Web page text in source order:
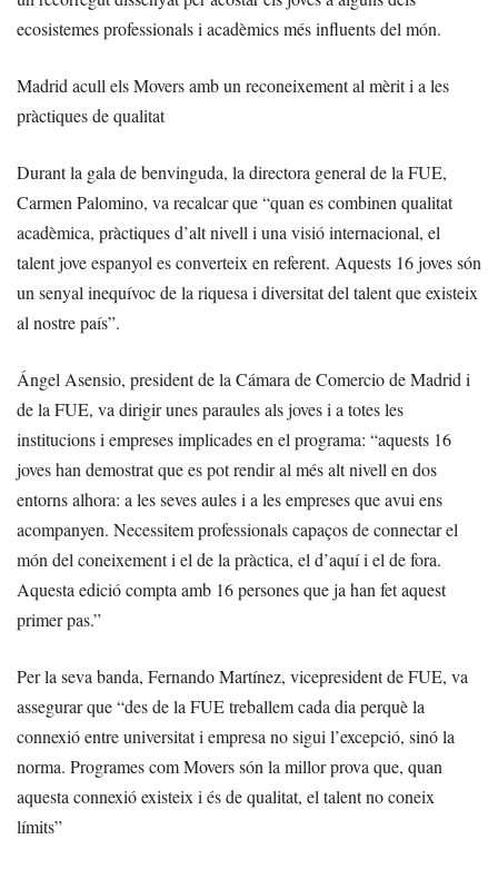
ecosistemes professionals i acadèmics més influents del món.
Madrid acull els Movers amb un reconeixement al mèrit i a les
pràctiques de qualitat
Durant la gala de benvinguda, la directora general de la FUE,
Carmen Palomino, va recalcar que “quan es combinen qualitat
acadèmica, pràctiques d’alt nivell i una visió internacional, el
talent jove espanyol es converteix en referent. Aquests 16 joves són
un senyal inequívoc de la riquesa i diversitat del talent que existeix
al nostre país”.
Ángel Asensio, president de la Cámara de Comercio de Madrid i
de la FUE, va dirigir unes paraules als joves i a totes les
institucions i empreses implicades en el programa: “aquests 16
joves han demostrat que es pot rendir al més alt nivell en dos
entorns alhora: a les seves aules i a les empreses que avui ens
acompanyen. Necessitem professionals capaços de connectar el
món del coneixement i el de la pràctica, el d’aquí i el de fora.
Aquesta edició compta amb 16 persones que ja han fet aquest
primer pas.”
Per la seva banda, Fernando Martínez, vicepresident de FUE, va
assegurar que “des de la FUE treballem cada dia perquè la
connexió entre universitat i empresa no sigui l’excepció, sinó la
norma. Programes com Movers són la millor prova que, quan
aquesta connexió existeix i és de qualitat, el talent no coneix
límits”